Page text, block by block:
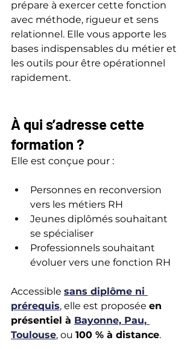
prépare à exercer cette fonction
avec méthode, rigueur et sens
relationnel. Elle vous apporte les
bases indispensables du métier et
les outils pour être opérationnel
rapidement.
À qui s’adresse cette
formation ?
Elle est conçue pour :
Personnes en reconversion
vers les métiers RH
Jeunes diplômés souhaitant
se spécialiser
Professionnels souhaitant
évoluer vers une fonction RH
Accessible sans diplôme ni
prérequis, elle est proposée en
présentiel à Bayonne, Pau,
Toulouse, ou 100 % à distance.